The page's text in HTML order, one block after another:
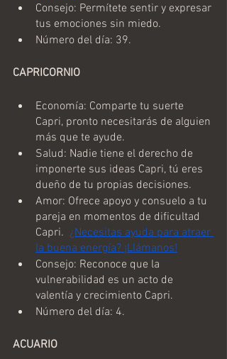
Consejo: Permítete sentir y expresar
tus emociones sin miedo.
Número del día: 39.
CAPRICORNIO
Economía: Comparte tu suerte
Capri, pronto necesitarás de alguien
más que te ayude.
Salud: Nadie tiene el derecho de
imponerte sus ideas Capri, tú eres
dueño de tu propias decisiones.
Amor: Ofrece apoyo y consuelo a tu
pareja en momentos de dificultad
Capri. ¿Necesitas ayuda para atraer
la buena energía? ¡Llámanos!
Consejo: Reconoce que la
vulnerabilidad es un acto de
valentía y crecimiento Capri.
Número del día: 4.
ACUARIO